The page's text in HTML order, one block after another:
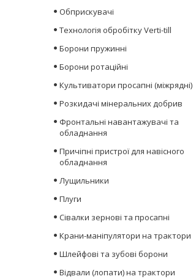
Обприскувачі
Технологія обробітку Verti-till
Борони пружинні
Борони ротаційні
Культиватори просапні (міжрядні)
Розкидачі мінеральних добрив
Фронтальні навантажувачі та
обладнання
Причіпні пристрої для навісного
обладнання
Лущильники
Плуги
Сівалки зернові та просапні
Крани-маніпулятори на трактори
Шлейфові та зубові борони
Відвали (лопати) на трактори